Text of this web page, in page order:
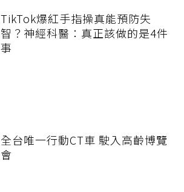
TikTok爆紅手指操真能預防失
智？神經科醫：真正該做的是4件
事
全台唯一行動CT車 駛入高齡博覽
會